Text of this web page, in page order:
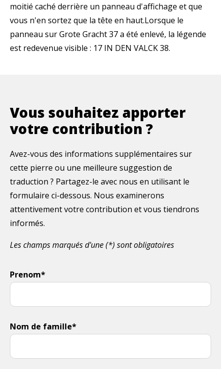
moitié caché derrière un panneau d'affichage et que
vous n'en sortez que la tête en haut.Lorsque le
panneau sur Grote Gracht 37 a été enlevé, la légende
est redevenue visible : 17 IN DEN VALCK 38.
Vous souhaitez apporter
votre contribution ?
Avez-vous des informations supplémentaires sur
cette pierre ou une meilleure suggestion de
traduction ? Partagez-le avec nous en utilisant le
formulaire ci-dessous. Nous examinerons
attentivement votre contribution et vous tiendrons
informés.
Les champs marqués d'une (*) sont obligatoires
Prenom*
Nom de famille*